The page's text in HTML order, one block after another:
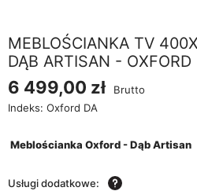
MEBLOŚCIANKA TV
DĄB ARTISAN - OXFORD
6 499,00 zł
Brutto
Indeks: Oxford DA
Meblościanka Oxford - Dąb Artisan
Usługi dodatkowe: